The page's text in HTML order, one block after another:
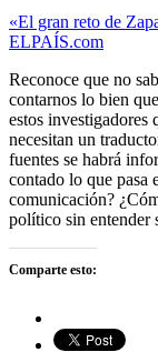
«El gran reto de
ELPAÍS.com
Reconoce que no
contarnos lo bien
estos investigadores
necesitan un
fuentes se habrá
contado lo que pasa
comunicación?
político sin entender
Comparte esto: